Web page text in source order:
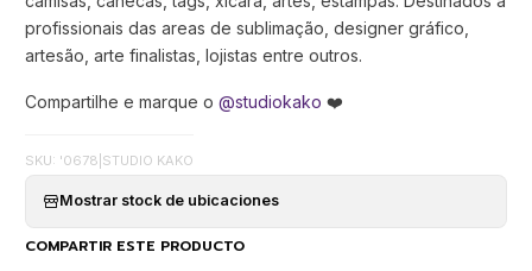
profissionais das areas de sublimação, designer gráfico,
artesão, arte finalistas, lojistas entre outros.
Compartilhe e marque o @studiokako ❤️
SKU: '0678 STUDIO KAKO
Mostrar stock de ubicaciones
COMPARTIR ESTE PRODUCTO